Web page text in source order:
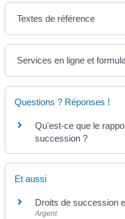
Textes de référence
Services en ligne et
Questions ? Réponses !
Qu'est-ce que le
succession ?
Et aussi
Droits de succession
Argent